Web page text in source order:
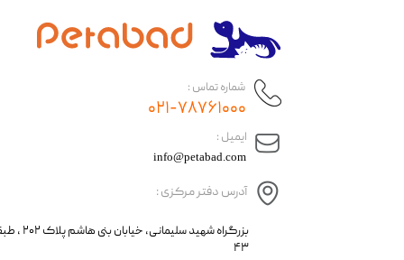
​ایمیل :
آدرس دفتر مرکزی :
info@petabad.com
​​بزرگراه شهید
۴۳
شماره تماس :
۰۲۱-۷۸۷۶۱۰۰۰